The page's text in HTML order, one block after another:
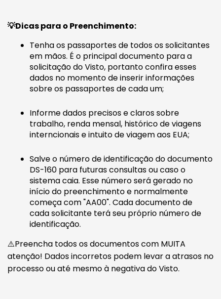
💡Dicas para o Preenchimento:
Tenha os passaportes de todos os solicitantes
em mãos. É o principal documento para a
solicitação do Visto, portanto confira esses
dados no momento de inserir informações
sobre os passaportes de cada um;
Informe dados precisos e claros sobre
trabalho, renda mensal, histórico de viagens
interncionais e intuito de viagem aos EUA;
Salve o número de identificação do documento
DS-160 para futuras consultas ou caso o
sistema caia. Esse número será gerado no
início do preenchimento e normalmente
começa com "AA00". Cada documento de
cada solicitante terá seu próprio número de
identificação.
⚠️Preencha todos os documentos com MUITA
atenção! Dados incorretos podem levar a atrasos no
processo ou até mesmo à negativa do Visto.